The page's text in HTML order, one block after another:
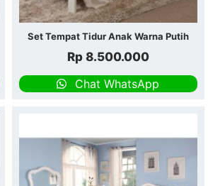
Set Tempat Tidur Anak Warna Putih
Rp8.500.000
Chat WhatsApp